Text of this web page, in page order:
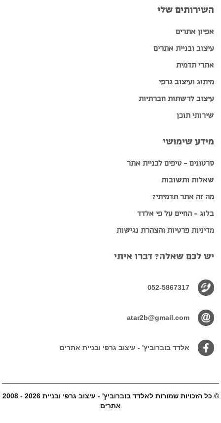
השירותים שלי
אפיון אתרים
עיצוב ובניית אתרים
אתרי תדמית
מיתוג ועיצוב גרפי
עיצוב לרשתות חברתיות
שירותי תוכן
מידע שימושי
סרטונים – טיפים לבניית אתר
שאלות ותשובות
מה זה אתר תדמיתי?
בלוג – החיים על פי אלדד
מדיניות פרטיות והצהרת נגישות
יש לכם שאלה? דברו איתי
052-5867317
atar2b@gmail.com
אלדד בוברוביץ' - עיצוב גרפי ובניית אתרים
© כל הזכויות שמורות ל
2008 - 2026 אלדד בוברוביץ' - עיצוב גרפי ובניית
אתרים